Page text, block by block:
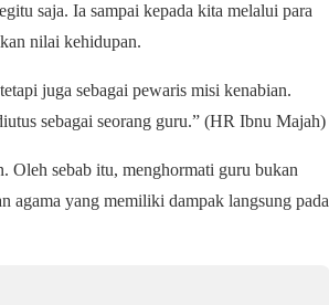
saja. Ia sampai kepada kita melalui para
nilai kehidupan.
juga sebagai pewaris misi kenabian.
sebagai seorang guru.” (HR Ibnu Majah)
Oleh sebab itu, menghormati guru bukan
agama yang memiliki dampak langsung pada